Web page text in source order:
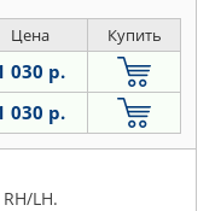
ZZE136 2002-2004
4WD 20
Цена Купить
030 р.
030 р.
LH.